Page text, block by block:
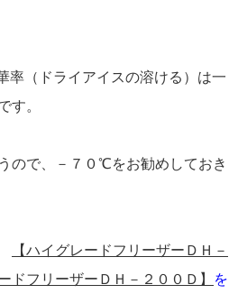
（ドライアイスの溶ける）は一
す。
ので、－７０℃をお勧めしておき
【ハイグレードフリーザーＤＨ－
ドフリーザーＤＨ－２００Ｄ】
を